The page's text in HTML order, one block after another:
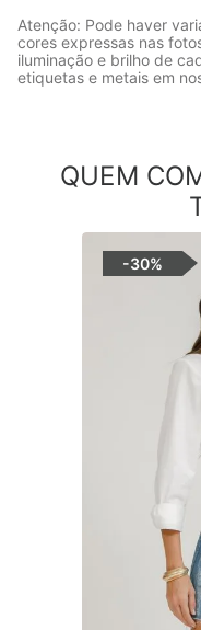
Atenção: Pode haver
cores expressas nas
iluminação e brilho de
etiquetas e metais em
QUEM
-30%